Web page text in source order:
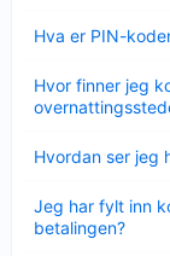
Hva er PIN-
mindre
Hvor finner jeg
mindre
Hvordan ser jeg
mindre
Jeg har fylt inn
betalingen?
mindre